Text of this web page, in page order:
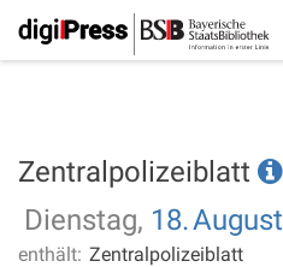
Zentralpolizeiblatt
Dienstag, 18.August
enthält: Zentralpolizeiblatt